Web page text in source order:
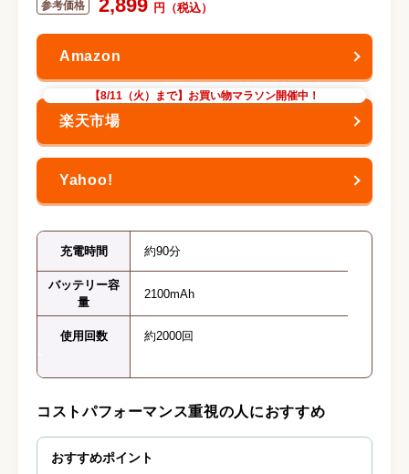
2,899
【8/11（火）まで】お買い物マラソン開催中！
充電時間 約90分
バッテリー容
量
2100mAh
使用回数 約2000回
コストパフォーマンス重視の人におすすめ
おすすめポイント